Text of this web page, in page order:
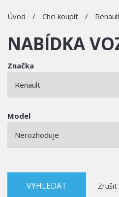
Úvod / Chci koupit /
NABÍDKA
Značka
Model